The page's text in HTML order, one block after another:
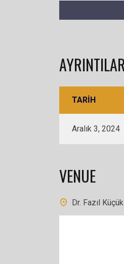
TARIH
Aralık 3, 2024
VENUE
Dr. Fazıl